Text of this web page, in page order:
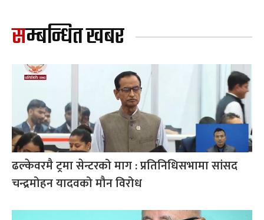
सम्बन्धित खबर
ढल्केवरमै ट्रमा सेन्टरको माग : प्रतिनिधिसभामा सांसद
चन्द्रमोहन यादवको मौन विरोध